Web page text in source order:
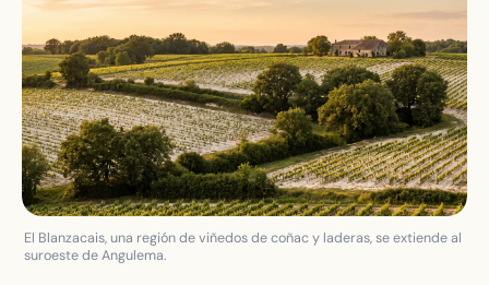
El Blanzacais, una región de viñedos de coñac y laderas, se extiende al
suroeste de Angulema.